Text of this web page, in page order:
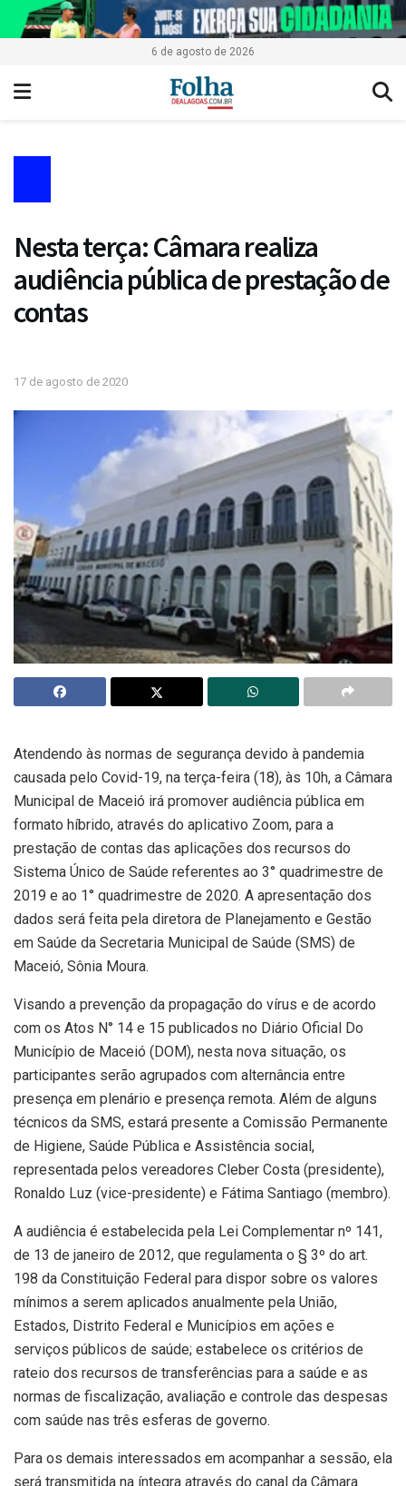
6 de agosto de 2026
Nesta terça: Câmara realiza
audiência pública de prestação de
contas
17 de agosto de 2020
Atendendo às normas de segurança devido à pandemia
causada pelo Covid-19, na terça-feira (18), às 10h, a Câmara
Municipal de Maceió irá promover audiência pública em
formato híbrido, através do aplicativo Zoom, para a
prestação de contas das aplicações dos recursos do
Sistema Único de Saúde referentes ao 3° quadrimestre de
2019 e ao 1° quadrimestre de 2020. A apresentação dos
dados será feita pela diretora de Planejamento e Gestão
em Saúde da Secretaria Municipal de Saúde (SMS) de
Maceió, Sônia Moura.
Visando a prevenção da propagação do vírus e de acordo
com os Atos N° 14 e 15 publicados no Diário Oficial Do
Município de Maceió (DOM), nesta nova situação, os
participantes serão agrupados com alternância entre
presença em plenário e presença remota. Além de alguns
técnicos da SMS, estará presente a Comissão Permanente
de Higiene, Saúde Pública e Assistência social,
representada pelos vereadores Cleber Costa (presidente),
Ronaldo Luz (vice-presidente) e Fátima Santiago (membro).
A audiência é estabelecida pela Lei Complementar nº 141,
de 13 de janeiro de 2012, que regulamenta o § 3º do art.
198 da Constituição Federal para dispor sobre os valores
mínimos a serem aplicados anualmente pela União,
Estados, Distrito Federal e Municípios em ações e
serviços públicos de saúde; estabelece os critérios de
rateio dos recursos de transferências para a saúde e as
normas de fiscalização, avaliação e controle das despesas
com saúde nas três esferas de governo.
Para os demais interessados em acompanhar a sessão, ela
será transmitida na íntegra através do canal da Câmara